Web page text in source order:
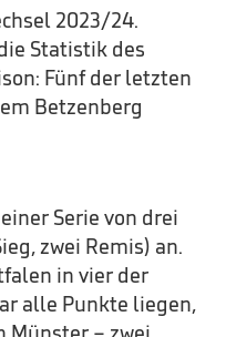
2023/24.
Statistik des
Fünf der letzten
Betzenberg
Serie von drei
zwei Remis) an.
in vier der
alle Punkte liegen,